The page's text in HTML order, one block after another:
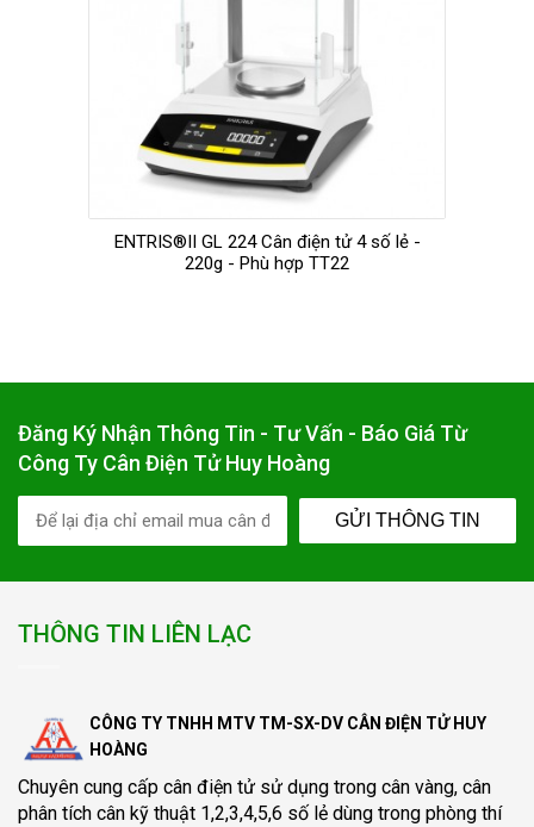
ENTRIS®II GL 224 Cân điện tử 4 số lẻ -
220g - Phù hợp TT22
Đăng Ký Nhận Thông Tin - Tư Vấn - Báo Giá Từ
Công Ty Cân Điện Tử Huy Hoàng
GỬI THÔNG TIN
THÔNG TIN LIÊN LẠC
CÔNG TY TNHH MTV TM-SX-DV CÂN ĐIỆN TỬ HUY
HOÀNG
Chuyên cung cấp cân điện tử sử dụng trong cân vàng, cân
phân tích cân kỹ thuật 1,2,3,4,5,6 số lẻ dùng trong phòng thí